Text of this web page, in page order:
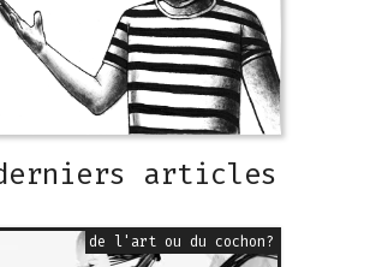
articles
de l'art ou du cochon?